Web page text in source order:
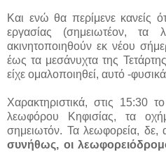
Και ενώ θα περίμενε κανείς
εργασίας (σημειωτέον,
ακινητοποιηθούν εκ νέου
έως τα μεσάνυχτα της
είχε ομαλοποιηθεί, αυτό -
Χαρακτηριστικά, στις 15:30
λεωφόρου Κηφισίας, τα
σημειωτόν. Τα λεωφορεία,
συνήθως, οι